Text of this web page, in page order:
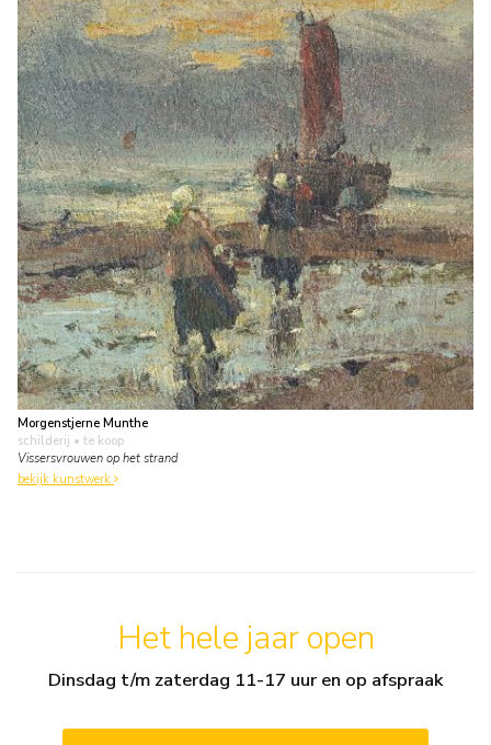
Morgenstjerne Munthe
schilderij • te koop
Vissersvrouwen op het strand
bekijk kunstwerk
Het hele jaar open
Dinsdag t/m zaterdag 11-17 uur en op afspraak